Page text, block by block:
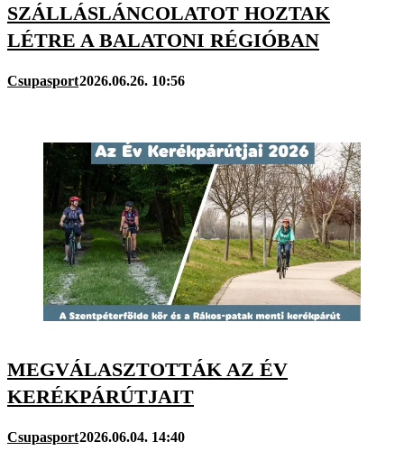
SZÁLLÁSLÁNCOLATOT HOZTAK
LÉTRE A BALATONI RÉGIÓBAN
Csupasport2026.06.26. 10:56
MEGVÁLASZTOTTÁK AZ ÉV
KERÉKPÁRÚTJAIT
Csupasport2026.06.04. 14:40